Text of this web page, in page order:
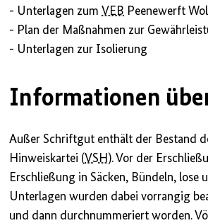
- Unterlagen zumVEB Peenewerft
- Plan der Maßnahmen zur
- Unterlagen zur Isolierung
Informationen
Außer Schriftgut enthält der Bestand
Hinweiskartei (VSH ). Vor der
Erschließung in Säcken, Bündeln, lose
Unterlagen wurden dabei vorrangig
und dann durchnummeriert worden.